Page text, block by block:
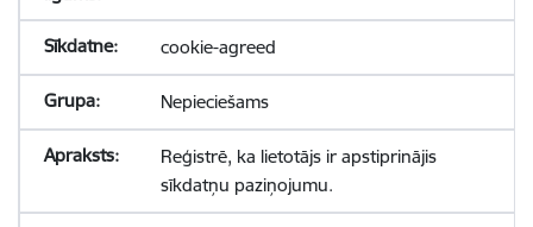
cookie-agreed
Nepieciešams
Reģistrē, ka lietotājs ir apstiprinājis
sīkdatņu paziņojumu.